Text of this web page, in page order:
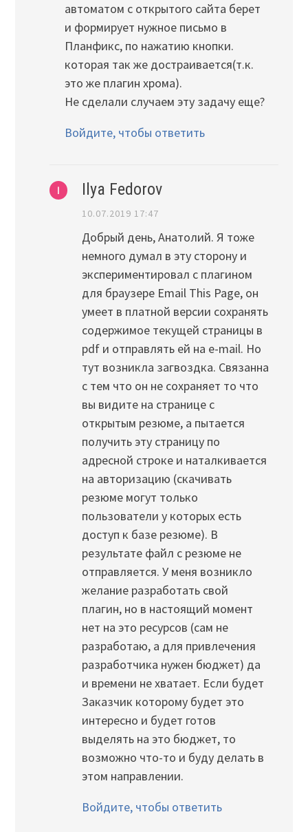
автоматом с открытого сайта берет
и формирует нужное письмо в
Планфикс, по нажатию кнопки.
которая так же достраивается(т.к.
это же плагин хрома).
Не сделали случаем эту задачу еще?
Войдите, чтобы ответить
Ilya Fedorov
10.07.2019 17:47
Добрый день, Анатолий. Я тоже
немного думал в эту сторону и
экспериментировал с плагином
для браузере Email This Page, он
умеет в платной версии сохранять
содержимое текущей страницы в
pdf и отправлять ей на e-mail. Но
тут возникла загвоздка. Связанна
с тем что он не сохраняет то что
вы видите на странице с
открытым резюме, а пытается
получить эту страницу по
адресной строке и наталкивается
на авторизацию (скачивать
резюме могут только
пользователи у которых есть
доступ к базе резюме). В
результате файл с резюме не
отправляется. У меня возникло
желание разработать свой
плагин, но в настоящий момент
нет на это ресурсов (сам не
разработаю, а для привлечения
разработчика нужен бюджет) да
и времени не хватает. Если будет
Заказчик которому будет это
интересно и будет готов
выделять на это бюджет, то
возможно что-то и буду делать в
этом направлении.
Войдите, чтобы ответить